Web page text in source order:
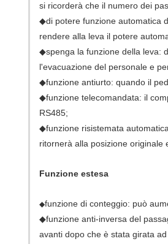
si ricorderà che il numero dei
◆di potere funzione automatica
rendere alla leva il potere
◆spenga la funzione della leva:
l'evacuazione del personale e
◆funzione antiurto: quando il
◆funzione telecomandata: il
RS485;
◆funzione risistemata
ritornerà alla posizione originale
Funzione estesa
◆funzione di conteggio: può
◆funzione anti-inversa del
avanti dopo che è stata girata